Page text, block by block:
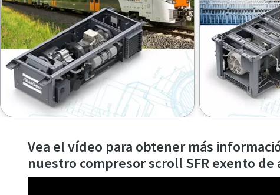
Vea el vídeo para obtener más
nuestro compresor scroll SFR exento de